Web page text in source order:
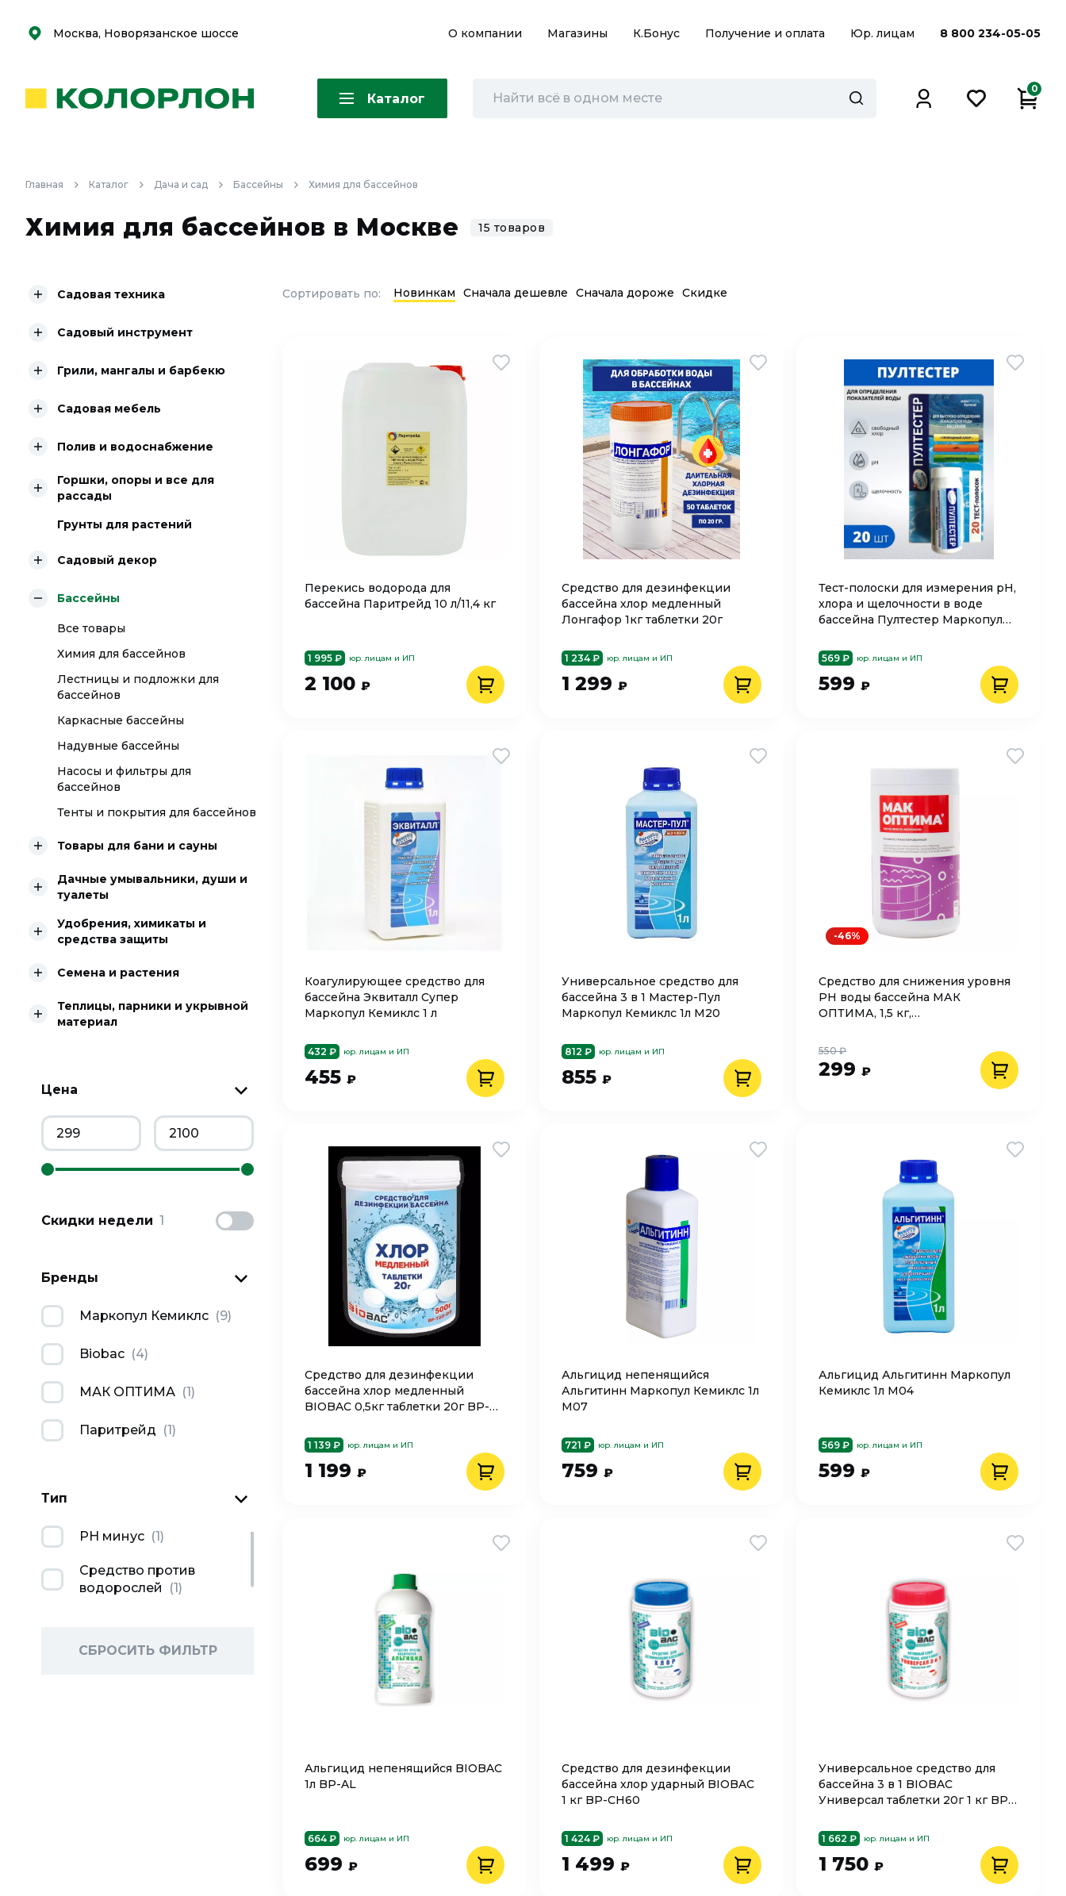
Скоро
Скоро
Москва, Новорязанское шоссе О компании Магазины К.Бонус Получение и оплата Юр. лицам 8 800 234-05-05
Каталог
0
Главная Каталог Дача и сад Бассейны Химия для бассейнов
Химия для бассейнов в Москве 15 товаров
Садовая техника
Садовый инструмент
Грили, мангалы и барбекю
Садовая мебель
Полив и водоснабжение
Горшки, опоры и все для
рассады
Грунты для растений
Садовый декор
Бассейны
Все товары
Химия для бассейнов
Лестницы и подложки для
бассейнов
Каркасные бассейны
Надувные бассейны
Насосы и фильтры для
бассейнов
Тенты и покрытия для бассейнов
Товары для бани и сауны
Дачные умывальники, души и
туалеты
Удобрения, химикаты и
средства защиты
Семена и растения
Теплицы, парники и укрывной
материал
Цена
Скидки недели 1
Бренды
Маркопул Кемиклс (9)
Biobac (4)
МАК ОПТИМА (1)
Паритрейд (1)
Тип
PH минус (1)
Средство против
водорослей
(1)
СБРОСИТЬ ФИЛЬТР
Сортировать по: Новинкам Сначала дешевле Сначала дороже Скидке
Перекись водорода для
бассейна Паритрейд 10 л/11,4 кг
1 995 ₽ юр. лицам и ИП
2 100 ₽
Средство для дезинфекции
бассейна хлор медленный
Лонгафор 1кг таблетки 20г
1 234 ₽ юр. лицам и ИП
1 299 ₽
Тест-полоски для измерения рН,
хлора и щелочности в воде
бассейна Пултестер Маркопул
569 ₽ юр. лицам и ИП
599 ₽
Коагулирующее средство для
бассейна Эквиталл Супер
Маркопул Кемиклс 1 л
432 ₽ юр. лицам и ИП
455 ₽
Универсальное средство для
бассейна 3 в 1 Мастер-Пул
Маркопул Кемиклс 1л М20
812 ₽ юр. лицам и ИП
855 ₽
Средство для снижения уровня
PH воды бассейна МАК
ОПТИМА, 1,5 кг,
299 ₽
550 ₽
-46%
Средство для дезинфекции
бассейна хлор медленный
BIOBAC 0,5кг таблетки 20г BP-
1 139 ₽ юр. лицам и ИП
1 199 ₽
Альгицид непенящийся
Альгитинн Маркопул Кемиклс 1л
М07
721 ₽ юр. лицам и ИП
759 ₽
Альгицид Альгитинн Маркопул
Кемиклс 1л М04
569 ₽ юр. лицам и ИП
599 ₽
Альгицид непенящийся BIOBAC
1л BP-AL
664 ₽ юр. лицам и ИП
699 ₽
Средство для дезинфекции
бассейна хлор ударный BIOBAC
1 кг BP-CH60
1 424 ₽ юр. лицам и ИП
1 499 ₽
Универсальное средство для
бассейна 3 в 1 BIOBAC
Универсал таблетки 20г 1 кг BP-
1 662 ₽ юр. лицам и ИП
1 750 ₽